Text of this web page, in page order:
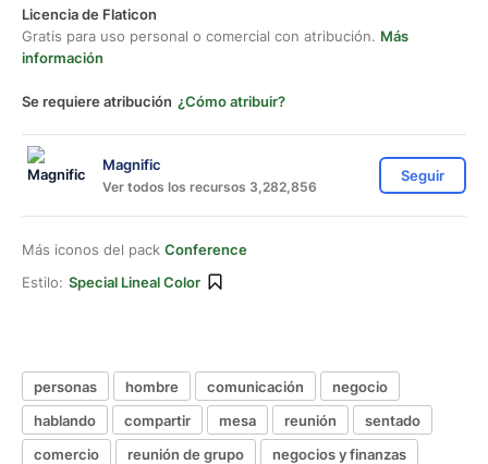
Licencia de Flaticon
Gratis para uso personal o comercial con atribución. Más
información
Se requiere atribución ¿Cómo atribuir?
Magnific
Ver todos los recursos 3,282,856
Seguir
Más iconos del pack Conference
Estilo: Special Lineal Color
personas hombre comunicación
negocio
hablando
compartir mesa reunión
sentado
comercio
reunión de grupo
negocios y finanzas